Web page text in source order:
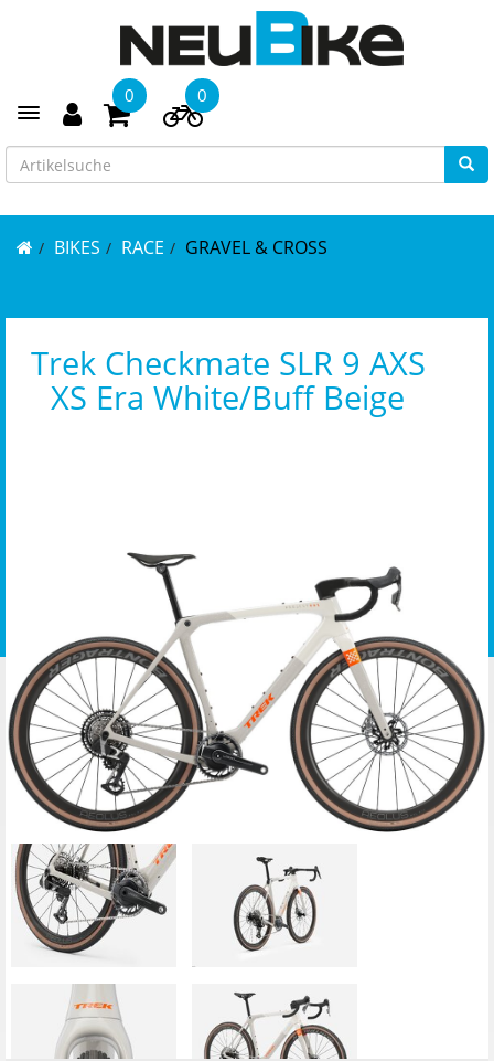
Toggle navigation
0 0
BIKES RACE GRAVEL & CROSS
Trek Checkmate SLR 9 AXS
XS Era White/Buff Beige